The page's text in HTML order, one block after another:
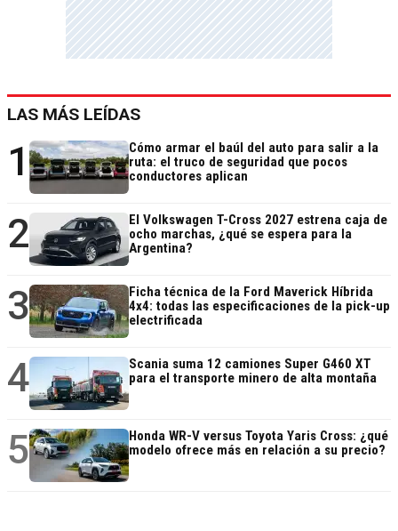
LAS MÁS LEÍDAS
1
Cómo armar el baúl del auto para salir a la
ruta: el truco de seguridad que pocos
conductores aplican
2
El Volkswagen T-Cross 2027 estrena caja de
ocho marchas, ¿qué se espera para la
Argentina?
3
Ficha técnica de la Ford Maverick Híbrida
4x4: todas las especificaciones de la pick-up
electrificada
4
Scania suma 12 camiones Super G460 XT
para el transporte minero de alta montaña
5
Honda WR-V versus Toyota Yaris Cross: ¿qué
modelo ofrece más en relación a su precio?